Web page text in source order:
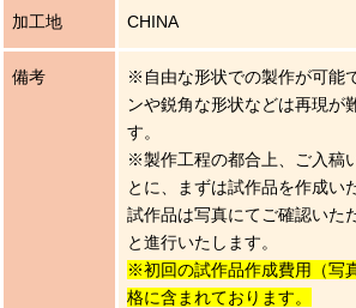
加工地 CHINA
備考
※自由な形状での製作が可能
ンや鋭角な形状などは再現が
す。
※製作工程の都合上、ご入稿
とに、まずは試作品を作成い
試作品は写真にてご確認いた
と進行いたします。
※初回の試作品作成費用（写
格に含まれております。